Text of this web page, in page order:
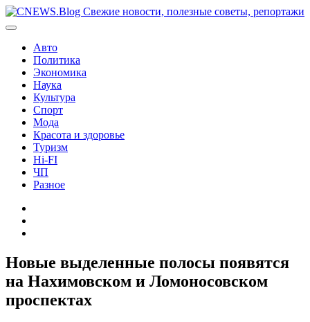
Перейти
к
Авто
Политика
Экономика
Наука
Культура
Спорт
Мода
Красота и здоровье
Туризм
Hi-FI
ЧП
Разное
Новые выделенные полосы появятся
на Нахимовском и Ломоносовском
проспектах